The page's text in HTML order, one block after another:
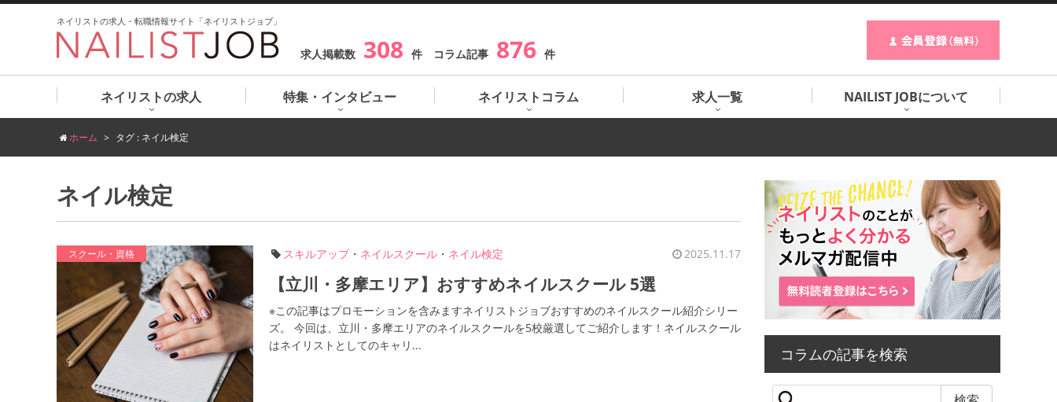
ネイリストの求人・転職情報サイト「ネイリストジョブ」
求人掲載数 308 件 コラム記事 876 件
ネイリストの求人 特集・インタビュー ネイリストコラム 求人一覧 NAILIST JOBについて
ホーム タグ : ネイル検定
ネイル検定
スクール・資格 スキルアップ・ ネイルスクール ・ ネイル検定 2025.11.17
【立川・多摩エリア】おすすめネイルスクール 5選
※この記事はプロモーションを含みますネイリストジョブおすすめのネイルスクール紹介シリー
ズ。 今回は、立川・多摩エリアのネイルスクールを5校厳選してご紹介します！ネイルスクール
はネイリストとしてのキャリ...
コラムの記事を検索